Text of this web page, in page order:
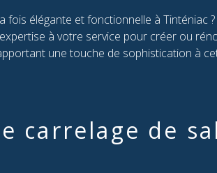
fois élégante et fonctionnelle à Tinténiac ?
à votre service pour créer ou
une touche de sophistication à
carrelage de